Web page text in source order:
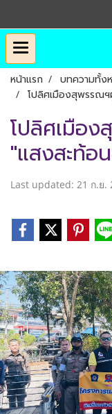
หน้าแรก บทความทั้ง
โปลิศเมืองสุพรรณ
โปลิศเมือ
"แสงสะท้อ
Last updated: 21 ก.ย.